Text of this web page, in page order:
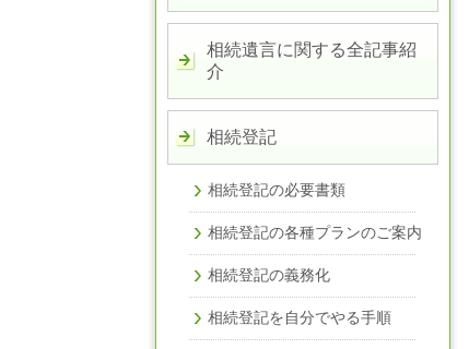
相続遺言に関する全記事紹
介
相続登記
相続登記の必要書類
相続登記の各種プランのご案内
相続登記の義務化
相続登記を自分でやる手順